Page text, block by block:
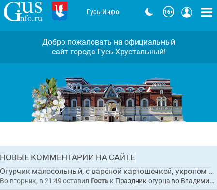
ГЛАВНАЯНОВОСТЬ
Во Владимирской области дали старт
грантовому туристическому проекту
«Лесные уроки Мещеры»
НОВЫЕ КОММЕНТАРИИ НА САЙТЕ
Огурчик малосольный, с варёной картошечкой, укропом и сливочным маслицем "Суздал...
Во вторник, в 21:49 оставил Гость к Праздник огурца во Владимирской области собрал рекордные 20 тысяч гостей
Гусь-Инфо
Добро пожаловать на официальный
сайт города Гусь-Хрустальный!